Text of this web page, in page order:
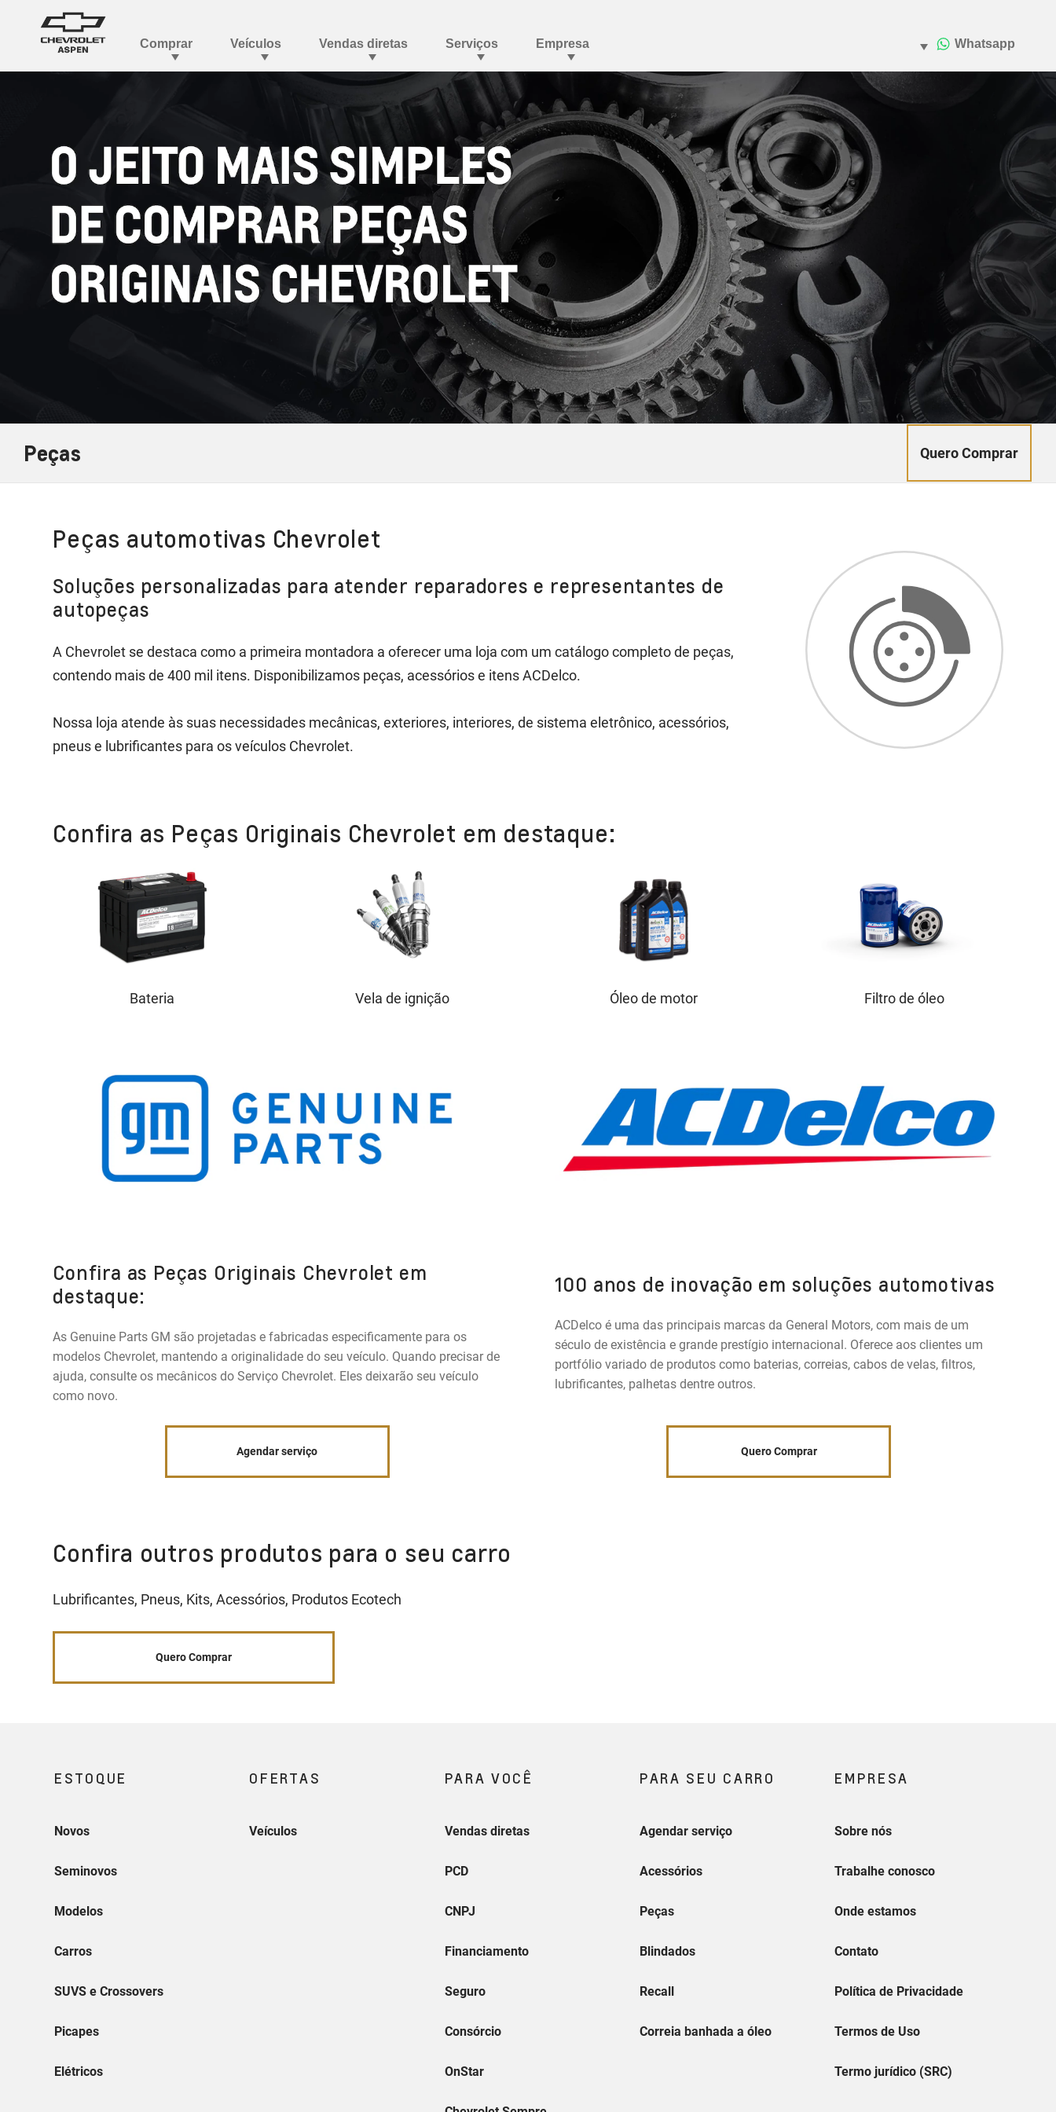
Peças Quero Comprar
Peças automotivas Chevrolet
Soluções personalizadas para atender reparadores e representantes de
autopeças
A Chevrolet se destaca como a primeira montadora a oferecer uma loja com um catálogo completo de peças,
contendo mais de 400 mil itens. Disponibilizamos peças, acessórios e itens ACDelco.
Nossa loja atende às suas necessidades mecânicas, exteriores, interiores, de sistema eletrônico, acessórios,
pneus e lubrificantes para os veículos Chevrolet.
Confira as Peças Originais Chevrolet em destaque:
Bateria Vela de ignição Óleo de motor Filtro de óleo
Confira as Peças Originais Chevrolet em
destaque:
As Genuine Parts GM são projetadas e fabricadas especificamente para os
modelos Chevrolet, mantendo a originalidade do seu veículo. Quando precisar de
ajuda, consulte os mecânicos do Serviço Chevrolet. Eles deixarão seu veículo
como novo.
Agendar serviço
100 anos de inovação em soluções automotivas
ACDelco é uma das principais marcas da General Motors, com mais de um
século de existência e grande prestígio internacional. Oferece aos clientes um
portfólio variado de produtos como baterias, correias, cabos de velas, filtros,
lubrificantes, palhetas dentre outros.
Quero Comprar
Confira outros produtos para o seu carro
Lubrificantes, Pneus, Kits, Acessórios, Produtos Ecotech
Quero Comprar